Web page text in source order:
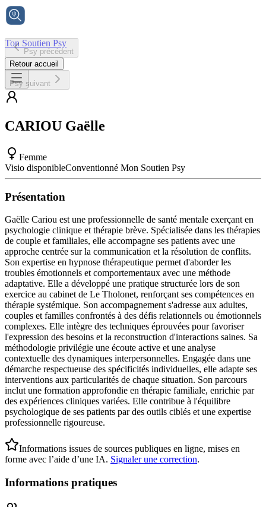
Ton Soutien Psy
Accueil
Psy précédent
Retour accueil
Psy suivant
CARIOU Gaëlle
Femme
Visio disponibleConventionné Mon Soutien Psy
Présentation
Gaëlle Cariou est une professionnelle de santé mentale exerçant en
psychologie clinique et thérapie brève. Spécialisée dans les thérapies
de couple et familiales, elle accompagne ses patients avec une
approche centrée sur la communication et la résolution de conflits.
Son expertise en hypnose thérapeutique permet d'aborder les
troubles émotionnels et comportementaux avec une méthode
adaptative. Elle a développé une pratique structurée lors de son
exercice au cabinet de Le Tholonet, renforçant ses compétences en
thérapie systémique. Son accompagnement s'adresse aux adultes,
couples et familles confrontés à des défis relationnels ou émotionnels
complexes. Elle intègre des techniques éprouvées pour favoriser
l'expression des besoins et la reconstruction d'interactions saines. Sa
méthodologie privilégie une écoute active et une analyse
contextuelle des dynamiques interpersonnelles. Engagée dans une
démarche respectueuse des spécificités individuelles, elle adapte ses
interventions aux particularités de chaque situation. Son parcours
inclut une formation approfondie en thérapie familiale, enrichie par
des expériences cliniques variées. Elle contribue à l'équilibre
psychologique de ses patients par des outils ciblés et une expertise
professionnelle rigoureuse.
Informations issues de sources publiques en ligne, mises en
forme avec l’aide d’une IA. Signaler une correction.
Informations pratiques